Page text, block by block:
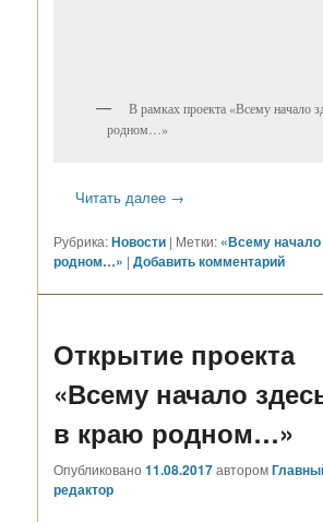
В рамках проекта «Всему начало
родном…»
Читать далее →
Рубрика:Новости | Метки: «Всему
родном…» |Добавить комментарий
Открытие проекта
«Всему начало
в краю родном…»
Опубликовано11.08.2017автором
редактор